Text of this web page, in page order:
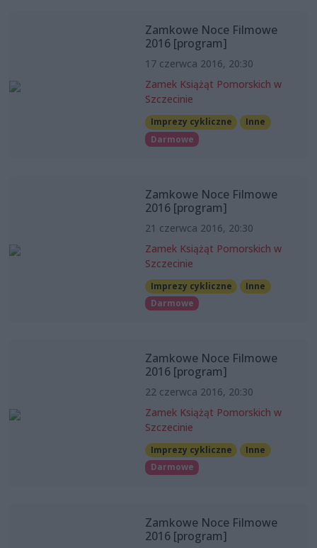
Zamkowe Noce Filmowe
2016 [program]
17 czerwca 2016, 20:30
Zamek Książąt Pomorskich w
Szczecinie
Imprezy cykliczne
Inne
Darmowe
Zamkowe Noce Filmowe
2016 [program]
21 czerwca 2016, 20:30
Zamek Książąt Pomorskich w
Szczecinie
Imprezy cykliczne
Inne
Darmowe
Zamkowe Noce Filmowe
2016 [program]
22 czerwca 2016, 20:30
Zamek Książąt Pomorskich w
Szczecinie
Imprezy cykliczne
Inne
Darmowe
Zamkowe Noce Filmowe
2016 [program]